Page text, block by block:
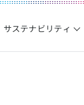
サステナビリティ